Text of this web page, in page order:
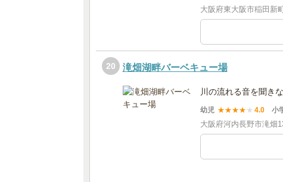
大阪府東大阪市稲田新
20 滝畑湖畔バーベキュー場
川の流れる音を聞き
幼児 ★★★★ ★ 4.0 小
大阪府河内長野市滝畑